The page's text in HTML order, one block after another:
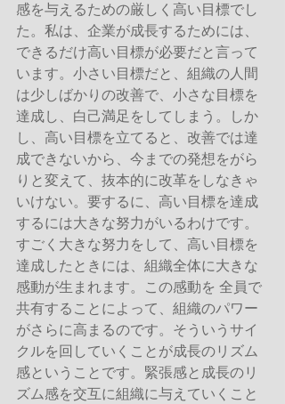
感を与えるための厳しく高い目標でし
た。私は、企業が成長するためには、
できるだけ高い目標が必要だと言って
います。小さい目標だと、組織の人間
は少しばかりの改善で、小さな目標を
達成し、白己満足をしてしまう。しか
し、高い目標を立てると、改善では達
成できないから、今までの発想をがら
りと変えて、抜本的に改革をしなきゃ
いけない。要するに、高い目標を達成
するには大きな努力がいるわけです。
すごく大きな努力をして、高い目標を
達成したときには、組織全体に大きな
感動が生まれます。この感動を 全員で
共有することによって、組織のパワー
がさらに高まるのです。そういうサイ
クルを回していくことが成長のリズム
感ということです。緊張感と成長のリ
ズム感を交互に組織に与えていくこと